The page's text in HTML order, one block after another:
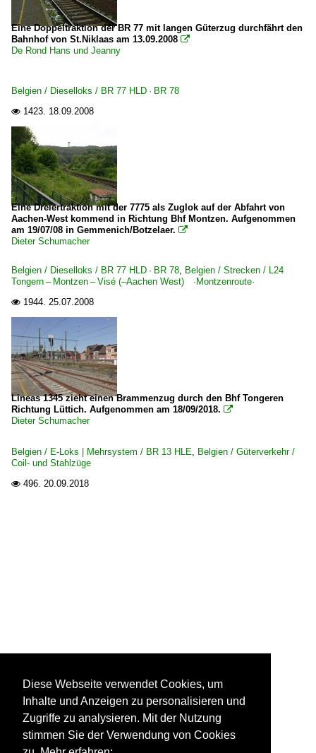
Eine Doppeltraktion der BR 77 mit langen Güterzug durchfährt den
Bahnhof von St.Niklaas am 13.09.2008 
De Rond Hans und Jeanny
Belgien / Dieselloks / BR 77 HLD · BR 78
 1423. 18.09.2008
Eine Dreiertraktion mit der 7775 als Zuglok auf der Abfahrt von
Aachen-West kommend in Richtung Bhf Montzen. Aufgenommen
am 19/07/08 in Gemmenich/Botzelaer. 
Dieter Schumacher
Belgien / Dieselloks / BR 77 HLD · BR 78, Belgien / Strecken / L24
Tongern – Montzen – Visé (–Aachen West) ·Montzenroute·
 1944. 25.07.2008
Lineas 1345 zieht einen Brammenzug durch den Bhf Tongeren
Richtung Lüttich. Aufgenommen am 18/09/2018. 
Dieter Schumacher
Belgien / E-Loks | Mehrsystem / BR 13 HLE, Belgien / Güterverkehr /
Coil- und Stahlzüge
 496. 20.09.2018
Diese Webseite verwendet Cookies, um
Inhalte und Anzeigen zu personalisieren und
Zugriffe zu analysieren. Mit der Nutzung
stimmen Sie der Verwendung von Cookies